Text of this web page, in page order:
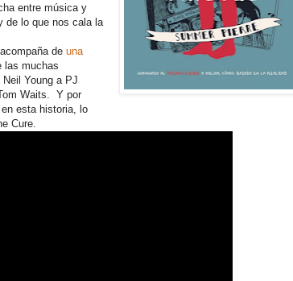
entre música y
de lo que nos cala la
de una
las muchas
Young a PJ
Waits. Y por
esta historia, lo
Cure.